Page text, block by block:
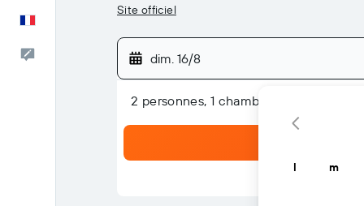
Commentaires
Site officiel
dim. 16/8
2 personnes, 1 chambre
l m